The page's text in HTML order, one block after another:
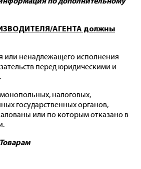
АГЕНТА должны
или ненадлежащего исполнения
перед юридическими и
налоговых,
государственных органов,
или по которым отказано в